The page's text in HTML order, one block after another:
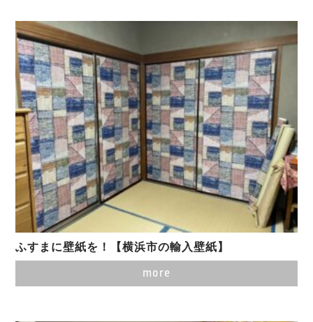
ふすまに壁紙を！【横浜市の輸入壁紙】
more